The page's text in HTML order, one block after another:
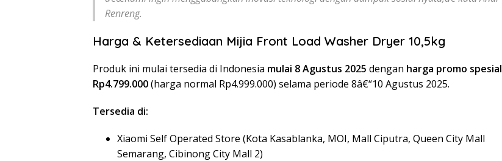
Renreng.
Harga & Ketersediaan Mijia Front Load Washer Dryer 10,5kg
Produk ini mulai tersedia di Indonesia mulai 8 Agustus 2025 dengan harga promo spesial
Rp4.799.000(harga normal Rp4.999.000) selama periode 8â€“10 Agustus 2025.
Tersedia di:
Xiaomi Self Operated Store (Kota Kasablanka, MOI, Mall Ciputra, Queen City Mall
Semarang, Cibinong City Mall 2)